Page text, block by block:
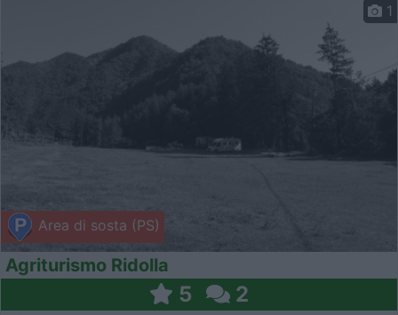
Area di sosta (PS)
1
Agriturismo Ridolla
5 2